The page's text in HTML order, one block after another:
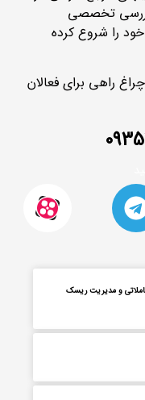
تخصصی
سال 2020 فعالیت خود را شروع کرده
راهی برای فعالان
و مدیریت ریسک